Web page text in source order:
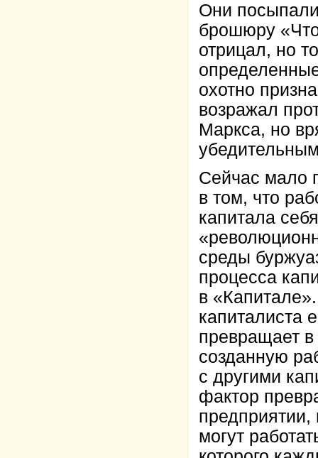
Они
брошюру
отрицал, но
охотно
возражал
Маркса, но
Сейчас мало
в том, что
капитала
среды
процесса
в
капиталиста
превращает в
созданную
с другими
фактор
предприятии,
могут